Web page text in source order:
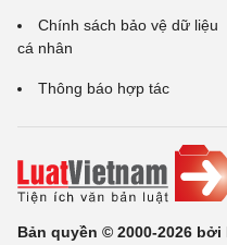
Chính sách bảo vệ dữ liệu
cá nhân
Thông báo hợp tác
Bản quyền © 2000-2026